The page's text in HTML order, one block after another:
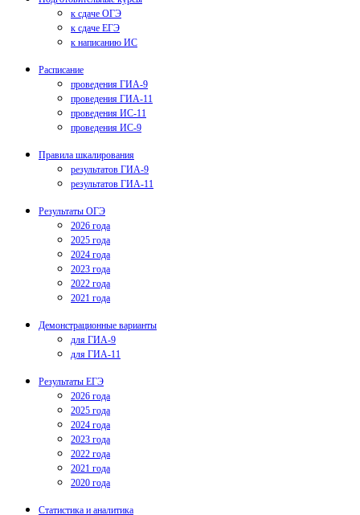
к сдаче ОГЭ
к сдаче ЕГЭ
к написанию ИС
Расписание
проведения ГИА-9
проведения ГИА-11
проведения ИС-11
проведения ИС-9
Правила шкалирования
результатов ГИА-9
результатов ГИА-11
Результаты ОГЭ
2026 года
2025 года
2024 года
2023 года
2022 года
2021 года
Демонстрационные варианты
для ГИА-9
для ГИА-11
Результаты ЕГЭ
2026 года
2025 года
2024 года
2023 года
2022 года
2021 года
2020 года
Статистика и аналитика